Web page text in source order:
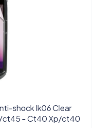
shock Ik06 Clear
ct45 - Ct40 Xp/ct40